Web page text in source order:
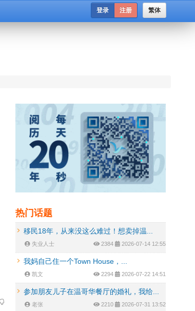
繁体
登录 注册
热门话题
移民18年，从来没这么难过！想卖掉温...
失业人士 2384 2026-07-14 12:55
我妈自己住一个Town House，...
凯文 2294 2026-07-22 14:51
参加朋友儿子在温哥华餐厅的婚礼，我给...
老张 2210 2026-07-31 13:52